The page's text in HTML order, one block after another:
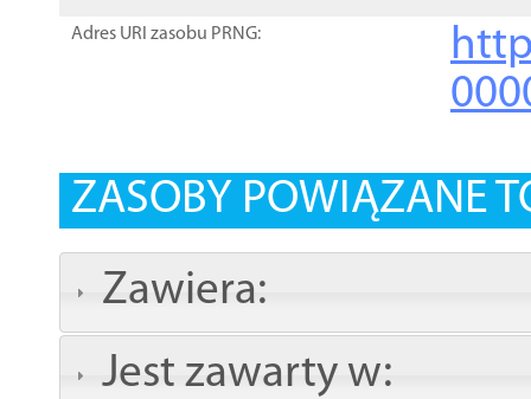
Adres URI zasobu PRNG:
ZASOBY POWIĄZANE
Zawiera:
Jest zawarty w: